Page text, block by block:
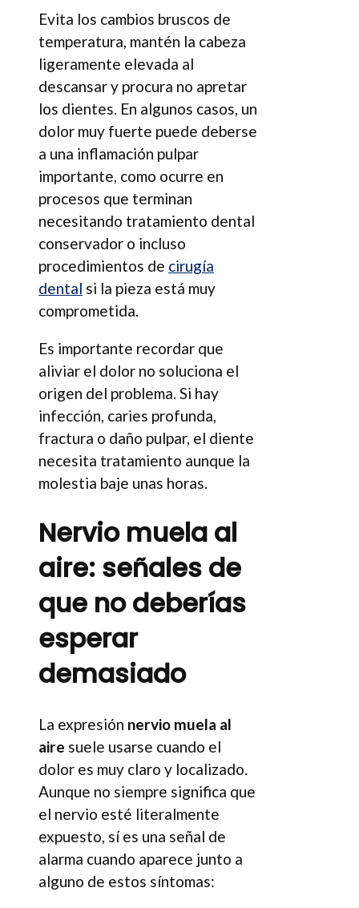
Evita los cambios bruscos de
temperatura, mantén la cabeza
ligeramente elevada al
descansar y procura no apretar
los dientes. En algunos casos, un
dolor muy fuerte puede deberse
a una inflamación pulpar
importante, como ocurre en
procesos que terminan
necesitando tratamiento dental
conservador o incluso
procedimientos de cirugía
dental si la pieza está muy
comprometida.
Es importante recordar que
aliviar el dolor no soluciona el
origen del problema. Si hay
infección, caries profunda,
fractura o daño pulpar, el diente
necesita tratamiento aunque la
molestia baje unas horas.
Nervio muela al
aire: señales de
que no deberías
esperar
demasiado
La expresión nervio muela al
aire suele usarse cuando el
dolor es muy claro y localizado.
Aunque no siempre significa que
el nervio esté literalmente
expuesto, sí es una señal de
alarma cuando aparece junto a
alguno de estos síntomas: